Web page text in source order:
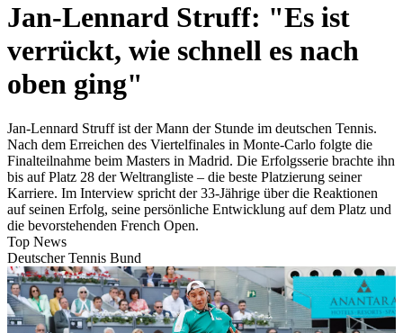
Jan-Lennard Struff: "Es ist
verrückt, wie schnell es nach
oben ging"
Jan-Lennard Struff ist der Mann der Stunde im deutschen Tennis.
Nach dem Erreichen des Viertelfinales in Monte-Carlo folgte die
Finalteilnahme beim Masters in Madrid. Die Erfolgsserie brachte ihn
bis auf Platz 28 der Weltrangliste – die beste Platzierung seiner
Karriere. Im Interview spricht der 33-Jährige über die Reaktionen
auf seinen Erfolg, seine persönliche Entwicklung auf dem Platz und
die bevorstehenden French Open.
Top News
Deutscher Tennis Bund